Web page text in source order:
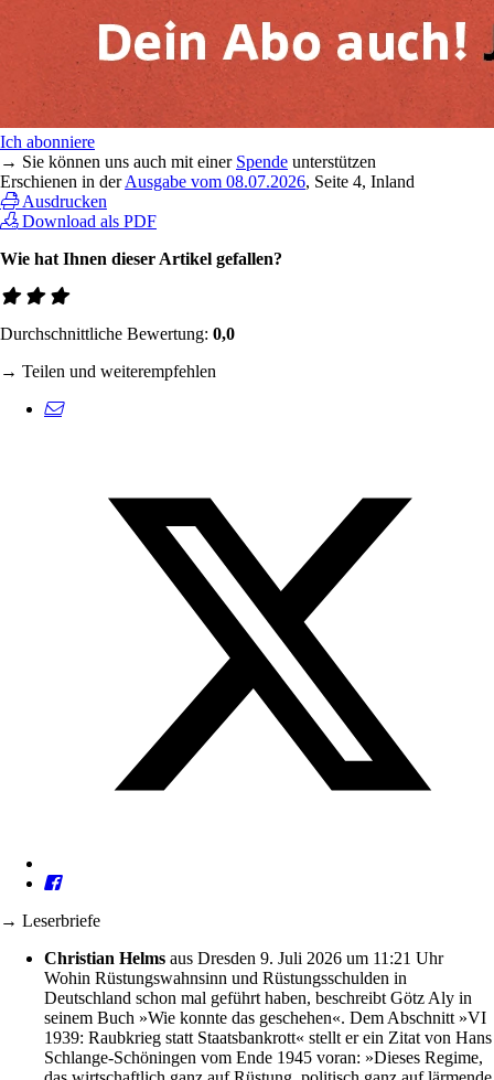
Ich abonniere
→ Sie können uns auch mit einer Spende unterstützen
Erschienen in derAusgabe vom 08.07.2026, Seite 4, Inland
Ausdrucken
Download als PDF
Wie hat Ihnen dieser Artikel gefallen?
Durchschnittliche Bewertung: 0,0
→ Teilen und weiterempfehlen
→ Leserbriefe
Christian Helms aus Dresden 9. Juli 2026 um 11:21 Uhr
Wohin Rüstungswahnsinn und Rüstungsschulden in
Deutschland schon mal geführt haben, beschreibt Götz Aly in
seinem Buch »Wie konnte das geschehen«. Dem Abschnitt »VI
1939: Raubkrieg statt Staatsbankrott« stellt er ein Zitat von Hans
Schlange-Schöningen vom Ende 1945 voran: »Dieses Regime,